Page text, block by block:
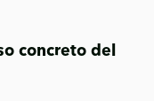
concreto del